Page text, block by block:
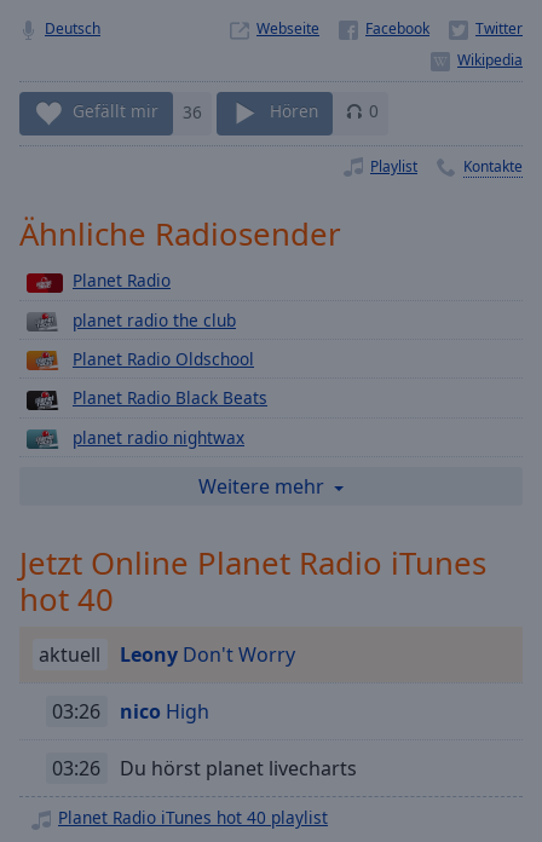
currently
behind
Remaining
Time-
Playback
Rate
Chapters
Chapters
Descriptions
descriptions
off ,
subtitles
settings
opens
subtitles
dialog
subtitles
selected
Audio
Deutsch Webseite
Gefällt mir 36 Hören 0
Playlist Kontakte
Ähnliche Radiosender
Planet Radio
planet radio the club
Planet Radio Oldschool
Planet Radio Black Beats
planet radio nightwax
planet radio plus fun
planet radio plus liebe
planet radio plus heartbreak
planet radio flashback friday
planet radio early morning breaks
planet dua lipa & friends
Weitere mehr
Jetzt Online Planet Radio iTunes
hot 40
aktuell Leony Don't Worry
03:26 nico High
03:26 Du hörst planet livecharts
Planet Radio iTunes hot 40 playlist